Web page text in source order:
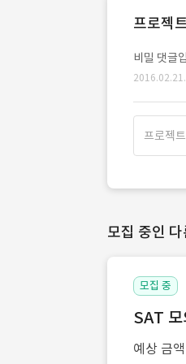
프로젝
비밀 댓글
프로젝
모집 중인
모집 중
SAT 모
예상 금액